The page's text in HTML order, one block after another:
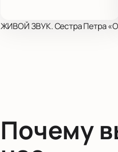
ЖИВОЙ ЗВУК. Сестра Петра
Почему